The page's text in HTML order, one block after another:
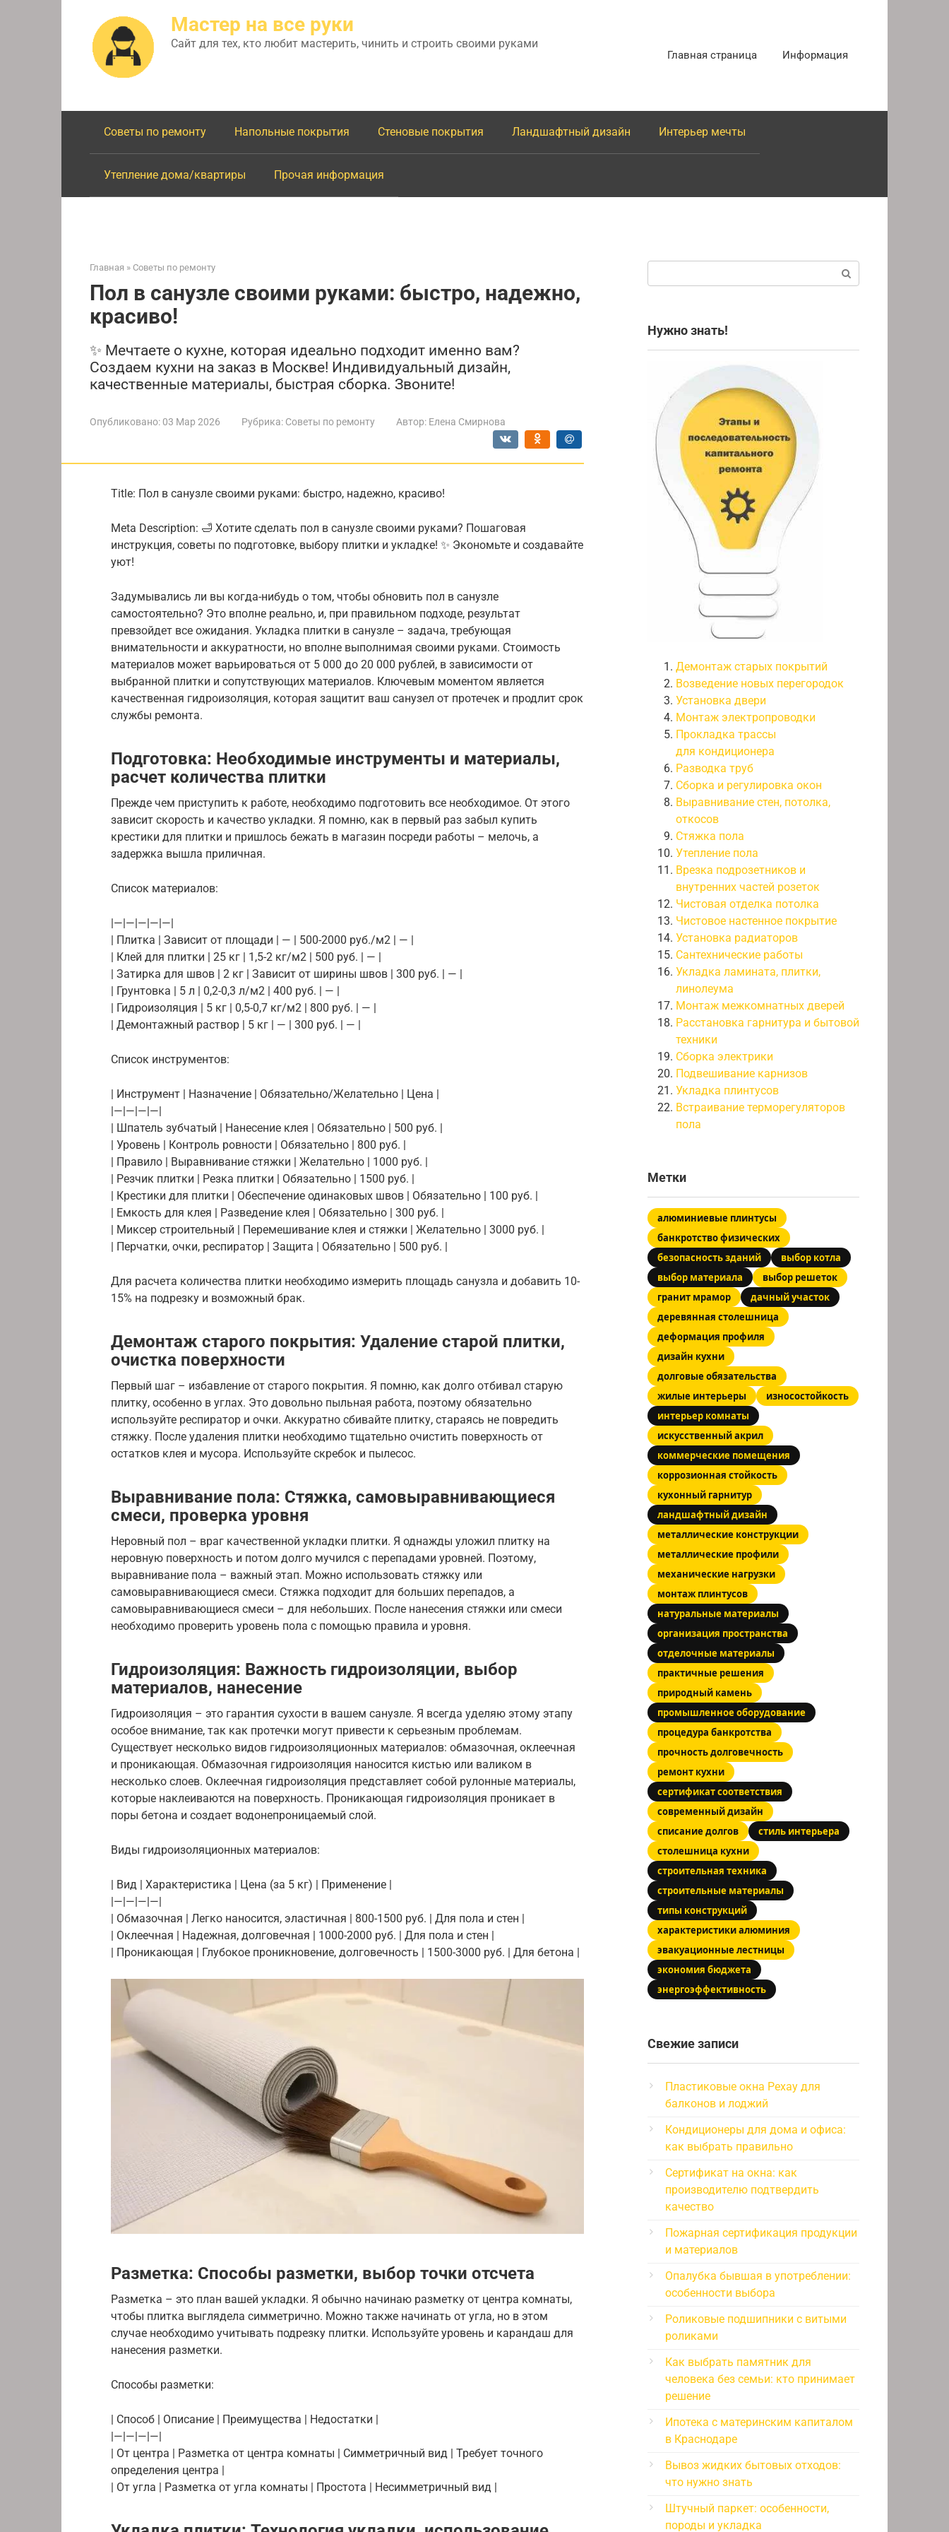
Мастер на все руки
Сайт для тех, кто любит мастерить, чинить и строить своими руками
Главная страница Информация
Советы по ремонту Напольные покрытия Стеновые покрытия Ландшафтный дизайн Интерьер мечты
Утепление дома/квартиры Прочая информация
Главная » Советы по ремонту
Пол в санузле своими руками: быстро, надежно,
красиво!
✨ Мечтаете о кухне, которая идеально подходит именно вам?
Создаем кухни на заказ в Москве! Индивидуальный дизайн,
качественные материалы, быстрая сборка. Звоните!
Опубликовано: 03 Мар 2026 Рубрика: Советы по ремонту Автор: Елена Смирнова
Title: Пол в санузле своими руками: быстро, надежно, красиво!
Meta Description: 🛁 Хотите сделать пол в санузле своими руками? Пошаговая
инструкция, советы по подготовке, выбору плитки и укладке! ✨ Экономьте и создавайте
уют!
Задумывались ли вы когда-нибудь о том, чтобы обновить пол в санузле
самостоятельно? Это вполне реально, и, при правильном подходе, результат
превзойдет все ожидания. Укладка плитки в санузле – задача, требующая
внимательности и аккуратности, но вполне выполнимая своими руками. Стоимость
материалов может варьироваться от 5 000 до 20 000 рублей, в зависимости от
выбранной плитки и сопутствующих материалов. Ключевым моментом является
качественная гидроизоляция, которая защитит ваш санузел от протечек и продлит срок
службы ремонта.
Подготовка: Необходимые инструменты и материалы,
расчет количества плитки
Прежде чем приступить к работе, необходимо подготовить все необходимое. От этого
зависит скорость и качество укладки. Я помню, как в первый раз забыл купить
крестики для плитки и пришлось бежать в магазин посреди работы – мелочь, а
задержка вышла приличная.
Список материалов:
|—|—|—|—|—|
| Плитка | Зависит от площади | — | 500-2000 руб./м2 | — |
| Клей для плитки | 25 кг | 1,5-2 кг/м2 | 500 руб. | — |
| Затирка для швов | 2 кг | Зависит от ширины швов | 300 руб. | — |
| Грунтовка | 5 л | 0,2-0,3 л/м2 | 400 руб. | — |
| Гидроизоляция | 5 кг | 0,5-0,7 кг/м2 | 800 руб. | — |
| Демонтажный раствор | 5 кг | — | 300 руб. | — |
Список инструментов:
| Инструмент | Назначение | Обязательно/Желательно | Цена |
|—|—|—|—|
| Шпатель зубчатый | Нанесение клея | Обязательно | 500 руб. |
| Уровень | Контроль ровности | Обязательно | 800 руб. |
| Правило | Выравнивание стяжки | Желательно | 1000 руб. |
| Резчик плитки | Резка плитки | Обязательно | 1500 руб. |
| Крестики для плитки | Обеспечение одинаковых швов | Обязательно | 100 руб. |
| Емкость для клея | Разведение клея | Обязательно | 300 руб. |
| Миксер строительный | Перемешивание клея и стяжки | Желательно | 3000 руб. |
| Перчатки, очки, респиратор | Защита | Обязательно | 500 руб. |
Для расчета количества плитки необходимо измерить площадь санузла и добавить 10-
15% на подрезку и возможный брак.
Демонтаж старого покрытия: Удаление старой плитки,
очистка поверхности
Первый шаг – избавление от старого покрытия. Я помню, как долго отбивал старую
плитку, особенно в углах. Это довольно пыльная работа, поэтому обязательно
используйте респиратор и очки. Аккуратно сбивайте плитку, стараясь не повредить
стяжку. После удаления плитки необходимо тщательно очистить поверхность от
остатков клея и мусора. Используйте скребок и пылесос.
Выравнивание пола: Стяжка, самовыравнивающиеся
смеси, проверка уровня
Неровный пол – враг качественной укладки плитки. Я однажды уложил плитку на
неровную поверхность и потом долго мучился с перепадами уровней. Поэтому,
выравнивание пола – важный этап. Можно использовать стяжку или
самовыравнивающиеся смеси. Стяжка подходит для больших перепадов, а
самовыравнивающиеся смеси – для небольших. После нанесения стяжки или смеси
необходимо проверить уровень пола с помощью правила и уровня.
Гидроизоляция: Важность гидроизоляции, выбор
материалов, нанесение
Гидроизоляция – это гарантия сухости в вашем санузле. Я всегда уделяю этому этапу
особое внимание, так как протечки могут привести к серьезным проблемам.
Существует несколько видов гидроизоляционных материалов: обмазочная, оклеечная
и проникающая. Обмазочная гидроизоляция наносится кистью или валиком в
несколько слоев. Оклеечная гидроизоляция представляет собой рулонные материалы,
которые наклеиваются на поверхность. Проникающая гидроизоляция проникает в
поры бетона и создает водонепроницаемый слой.
Виды гидроизоляционных материалов:
| Вид | Характеристика | Цена (за 5 кг) | Применение |
|—|—|—|—|
| Обмазочная | Легко наносится, эластичная | 800-1500 руб. | Для пола и стен |
| Оклеечная | Надежная, долговечная | 1000-2000 руб. | Для пола и стен |
| Проникающая | Глубокое проникновение, долговечность | 1500-3000 руб. | Для бетона |
Разметка: Способы разметки, выбор точки отсчета
Разметка – это план вашей укладки. Я обычно начинаю разметку от центра комнаты,
чтобы плитка выглядела симметрично. Можно также начинать от угла, но в этом
случае необходимо учитывать подрезку плитки. Используйте уровень и карандаш для
нанесения разметки.
Способы разметки:
| Способ | Описание | Преимущества | Недостатки |
|—|—|—|—|
| От центра | Разметка от центра комнаты | Симметричный вид | Требует точного
определения центра |
| От угла | Разметка от угла комнаты | Простота | Несимметричный вид |
Нужно знать!
Демонтаж старых покрытий
Возведение новых перегородок
Установка двери
Монтаж электропроводки
Прокладка трассы
для кондиционера
Разводка труб
Сборка и регулировка окон
Выравнивание стен, потолка,
откосов
Стяжка пола
Утепление пола
Врезка подрозетников и
внутренних частей розеток
Чистовая отделка потолка
Чистовое настенное покрытие
Установка радиаторов
Сантехнические работы
Укладка ламината, плитки,
линолеума
Монтаж межкомнатных дверей
Расстановка гарнитура и бытовой
техники
Сборка электрики
Подвешивание карнизов
Укладка плинтусов
Встраивание терморегуляторов
пола
Метки
алюминиевые плинтусы
банкротство физических
безопасность зданий
выбор котла
выбор материала
выбор решеток
гранит мрамор
дачный участок
деревянная столешница
деформация профиля
дизайн кухни
долговые обязательства
жилые интерьеры
износостойкость
интерьер комнаты
искусственный акрил
коммерческие помещения
коррозионная стойкость
кухонный гарнитур
ландшафтный дизайн
металлические конструкции
металлические профили
механические нагрузки
монтаж плинтусов
натуральные материалы
организация пространства
отделочные материалы
практичные решения
природный камень
промышленное оборудование
процедура банкротства
прочность долговечность
ремонт кухни
сертификат соответствия
современный дизайн
списание долгов
стиль интерьера
столешница кухни
строительная техника
строительные материалы
типы конструкций
характеристики алюминия
эвакуационные лестницы
экономия бюджета
энергоэффективность
Свежие записи
Пластиковые окна Рехау для
балконов и лоджий
Кондиционеры для дома и офиса:
как выбрать правильно
Сертификат на окна: как
производителю подтвердить
качество
Пожарная сертификация продукции
и материалов
Опалубка бывшая в употреблении:
особенности выбора
Роликовые подшипники с витыми
роликами
Как выбрать памятник для
человека без семьи: кто принимает
решение
Ипотека с материнским капиталом
в Краснодаре
Вывоз жидких бытовых отходов:
что нужно знать
Штучный паркет: особенности,
породы и укладка